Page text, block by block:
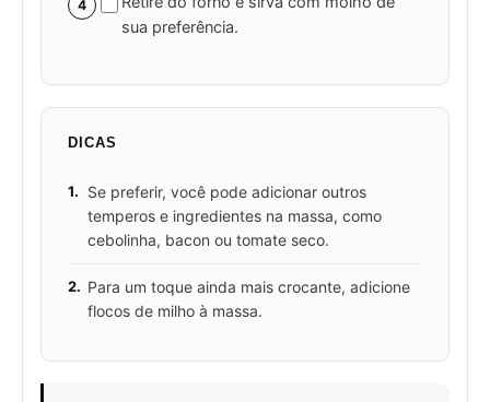
4
sua preferência.
DICAS
1.
Se preferir, você pode adicionar outros
temperos e ingredientes na massa, como
cebolinha, bacon ou tomate seco.
2. Para um toque ainda mais crocante, adicione
flocos de milho à massa.